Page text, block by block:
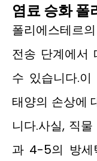
염료 승화 폴
폴리에스테르
전송 단계에서
수 있습니다.
태양의 손상에
니다.사실, 직
과 4-5의 방세